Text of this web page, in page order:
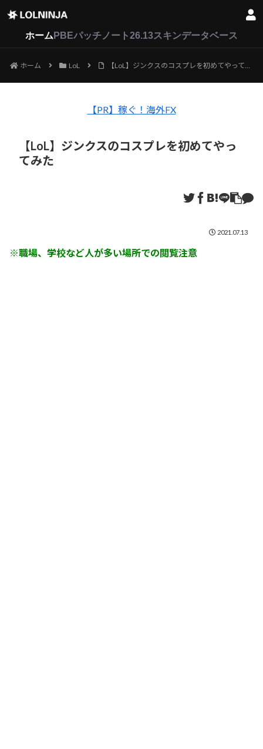
ホーム PBEパッチノート26.13スキンデータベース
ホーム LoL 【LoL】ジンクスのコスプレを初めてやってみた
【PR】稼ぐ！海外FX
【LoL】ジンクスのコスプレを初めてやっ
てみた
2021.07.13
※職場、学校など人が多い場所での閲覧注意